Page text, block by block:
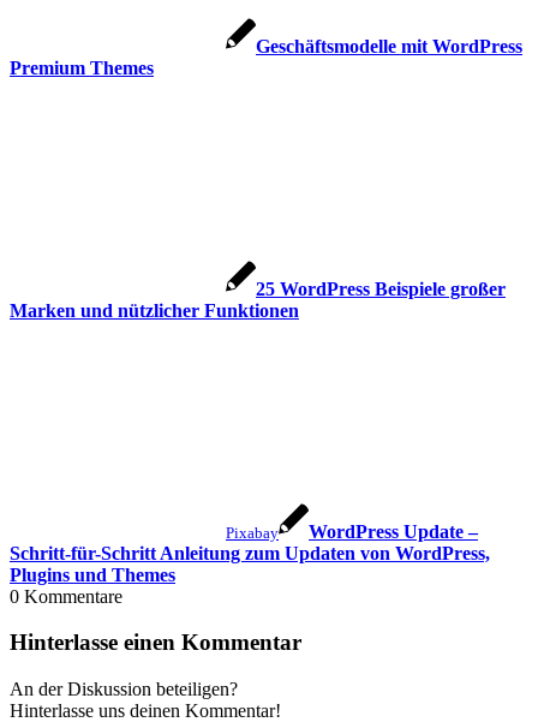
Geschäftsmodelle mit WordPress
Premium Themes
25 WordPress Beispiele großer
Marken und nützlicher Funktionen
Pixabay
WordPress Update –
Schritt-für-Schritt Anleitung zum Updaten von WordPress,
Plugins und Themes
0 Kommentare
Hinterlasse einen Kommentar
An der Diskussion beteiligen?
Hinterlasse uns deinen Kommentar!